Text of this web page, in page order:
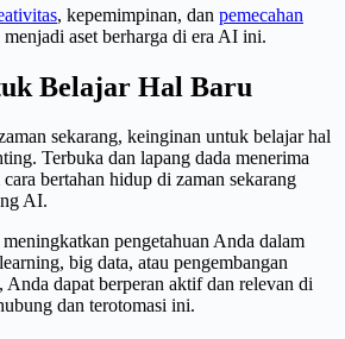
, kepemimpinan, dan pemecahan
aset berharga di era AI ini.
Belajar Hal Baru
sekarang, keinginan untuk belajar hal
Terbuka dan lapang dada menerima
bertahan hidup di zaman sekarang
AI.
pengetahuan Anda dalam
big data, atau pengembangan
dapat berperan aktif dan relevan di
dan terotomasi ini.